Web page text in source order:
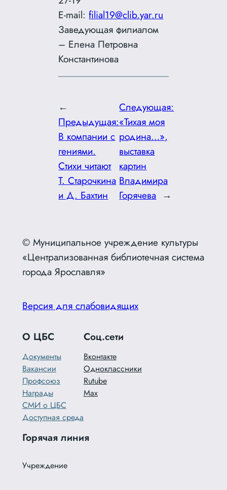
E-mail:filial19@clib.yar.ru
Заведующая филиалом
– Елена Петровна
Константинова
←
Предыдущая:
В компании с
гениями.
Стихи читают
Т. Старочкина
и Д. Бахтин
Следующая:
«Тихая моя
родина…»,
выставка
картин
Владимира
Горячева →
© Муниципальное учреждение культуры
«Централизованная библиотечная система
города Ярославля»
Версия для слабовидящих
О ЦБС
Документы
Вакансии
Профсоюз
Награды
СМИ о ЦБС
Доступная среда
Соц.сети
Вконтакте
Одноклассники
Rutube
Max
Горячая линия
Учреждение